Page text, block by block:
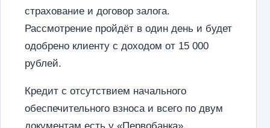
страхование и договор залога.
Рассмотрение пройдёт в один день и будет
одобрено клиенту с доходом от 15 000
рублей.
Кредит с отсутствием начального
обеспечительного взноса и всего по двум
документам есть у «Первобанка».